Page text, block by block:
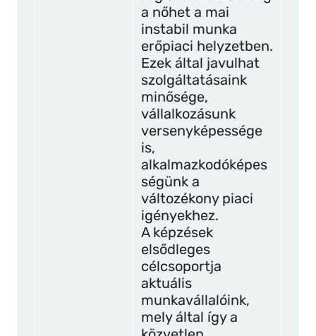
a nőhet a mai
instabil munka
erőpiaci helyzetben.
Ezek által javulhat
szolgáltatásaink
minősége,
vállalkozásunk
versenyképessége
is,
alkalmazkodóképes
ségünk a
változékony piaci
igényekhez.
A képzések
elsődleges
célcsoportja
aktuális
munkavállalóink,
mely által így a